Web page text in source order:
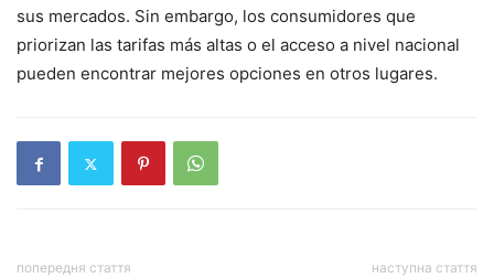
sus mercados. Sin embargo, los consumidores que
priorizan las tarifas más altas o el acceso a nivel nacional
pueden encontrar mejores opciones en otros lugares.
попередня стаття наступна стаття